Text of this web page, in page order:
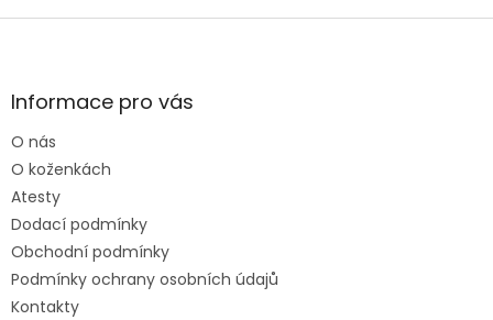
Z
aInformace pro vás
O nás
O koženkách
Atesty
Dodací podmínky
Obchodní podmínky
Podmínky ochrany osobních údajů
Kontakty